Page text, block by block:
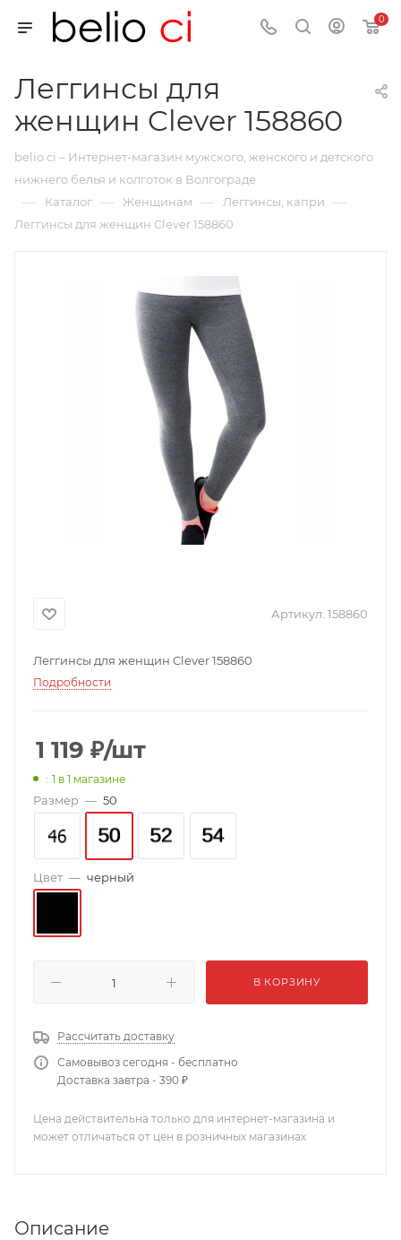
0
Леггинсы для
женщин Clever 158860
belio ci – Интернет-магазин мужского, женского и детского
нижнего белья и колготок в Волгограде
— Каталог — Женщинам — Леггинсы, капри —
Леггинсы для женщин Clever 158860
Артикул: 158860
Леггинсы для женщин Clever 158860
Подробности
1 119 ₽/шт
: 1 в 1 магазине
Размер — 50
Цвет — черный
В КОРЗИНУ
Рассчитать доставку
Самовывоз сегодня - бесплатно
Доставка завтра - 390 ₽
Цена действительна только для интернет-магазина и
может отличаться от цен в розничных магазинах
Описание